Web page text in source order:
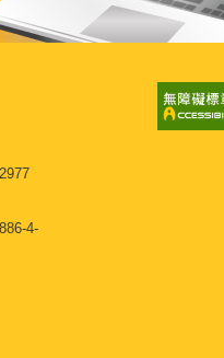
4-